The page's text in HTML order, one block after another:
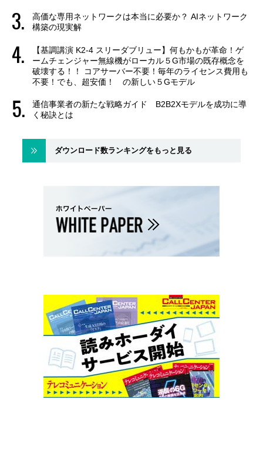
高価な専用ネットワークは本当に必要か？ AIネットワーク
構築の現実解
【基調講演 K2-4 スリーダブリュー】何もかもが革命！ゲ
ームチェンジャー無線機がローカル５G市場の既存概念を
破壊する！！ コアサーバー不要！毎年のライセンス費用も
不要！でも、超安価！ の新しい５Gモデル
通信事業者の新たな戦略ガイド B2B2Xモデルを成功に導
く秘訣とは
ダウンロード数ランキングをもっと見る